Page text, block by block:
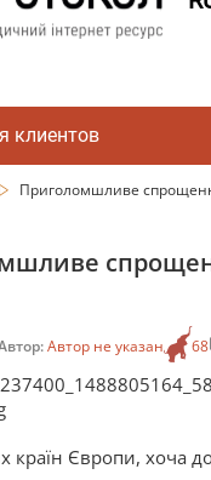
клиентов
Приголомшливе
Автор не указан 68
країн Європи, хоча